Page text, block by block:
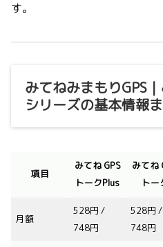
す。
みてねみまもりGPS
シリーズの基本情報
項目
みてね GPS
トークPlus
みてね
トー
月額
528円 /
748円
528円 /
748円